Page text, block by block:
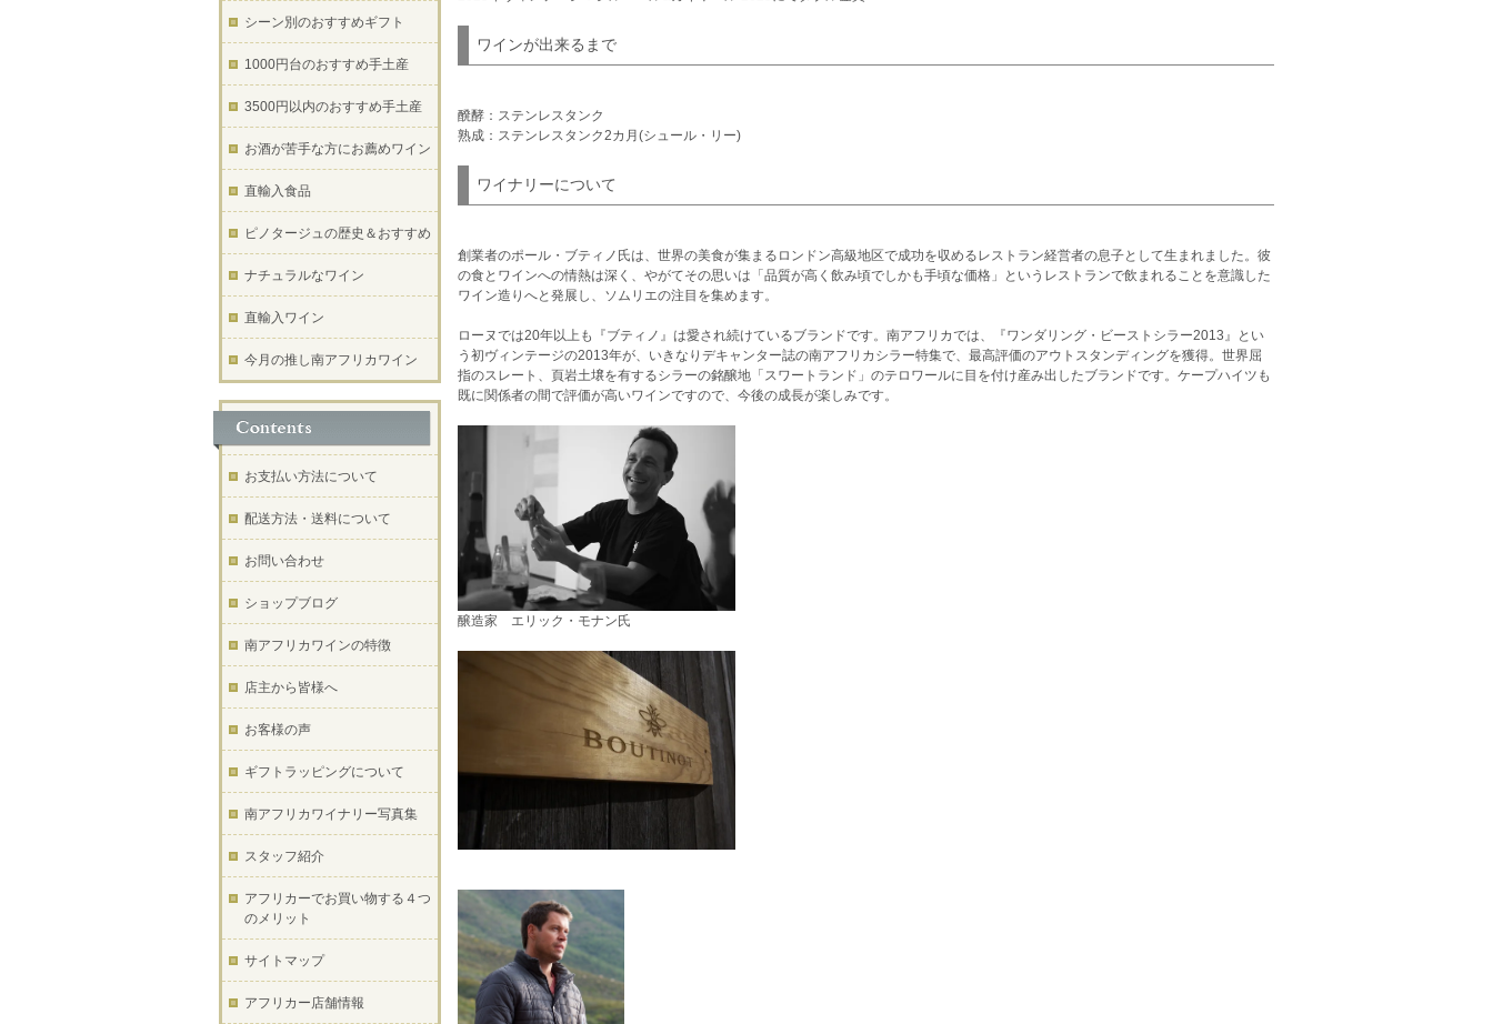
ワインが出来るまで
醗酵：ステンレスタンク
熟成：ステンレスタンク2カ月(シュール・リー)
ワイナリーについて
創業者のポール・ブティノ氏は、世界の美食が集まるロンドン高級地区で成功を収めるレストラン経営者の息子として生まれました。彼
の食とワインへの情熱は深く、やがてその思いは「品質が高く飲み頃でしかも手頃な価格」というレストランで飲まれることを意識した
ワイン造りへと発展し、ソムリエの注目を集めます。
ローヌでは20年以上も『ブティノ』は愛され続けているブランドです。南アフリカでは、『ワンダリング・ビーストシラー2013』とい
う初ヴィンテージの2013年が、いきなりデキャンター誌の南アフリカシラー特集で、最高評価のアウトスタンディングを獲得。世界屈
指のスレート、頁岩土壌を有するシラーの銘醸地「スワートランド」のテロワールに目を付け産み出したブランドです。ケープハイツも
既に関係者の間で評価が高いワインですので、今後の成長が楽しみです。
醸造家 エリック・モナン氏
シーン別のおすすめギフト
1000円台のおすすめ手土産
3500円以内のおすすめ手土産
お酒が苦手な方にお薦めワイン
直輸入食品
ピノタージュの歴史＆おすすめ
ナチュラルなワイン
直輸入ワイン
今月の推し南アフリカワイン
お支払い方法について
配送方法・送料について
お問い合わせ
ショップブログ
南アフリカワインの特徴
店主から皆様へ
お客様の声
ギフトラッピングについて
南アフリカワイナリー写真集
スタッフ紹介
アフリカーでお買い物する４つ
のメリット
サイトマップ
アフリカー店舗情報